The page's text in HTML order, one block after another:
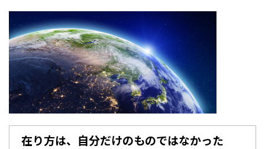
在り方は、自分だけのものではなかった